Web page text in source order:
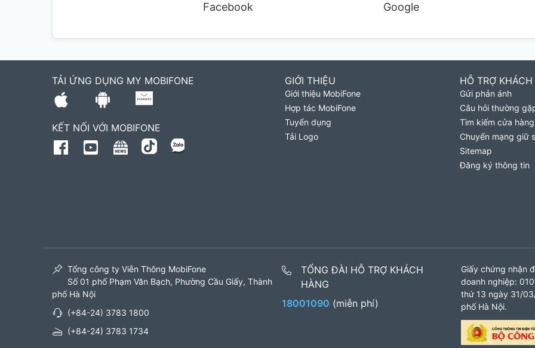
Facebook Google
TẢI ỨNG DỤNG MY MOBIFONE
KẾT NỐI VỚI MOBIFONE
GIỚI THIỆU
Giới thiệu MobiFone
Hợp tác MobiFone
Tuyển dụng
Tải Logo
HỖ TRỢ
Gửi phản ánh
Câu hỏi thường
Tìm kiếm cửa hàng
Chuyển mạng giữ
Sitemap
Đăng ký thông tin
Tổng công ty Viễn Thông MobiFone
Số 01 phố Phạm Văn Bạch, Phường Cầu Giấy, Thành
phố Hà Nội
(+84-24) 3783 1800
(+84-24) 3783 1734
TỔNG ĐÀI HỖ TRỢ KHÁCH
HÀNG
18001090 (miễn phí)
Giấy chứng nhận
doanh nghiệp:
thứ 13 ngày 31/
phố Hà Nội.